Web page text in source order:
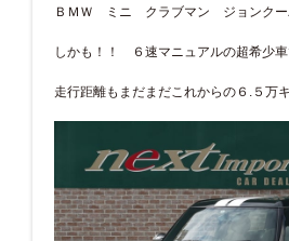
ＢＭＷ ミニ クラブマン ジョンクー
しかも！！ ６速マニュアルの超希少車
走行距離もまだまだこれからの６.５万